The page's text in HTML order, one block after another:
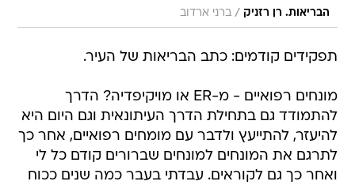
הבריאות. רן רזניק / ברני ארדוב
תפקידים קודמים: כתב הבריאות של העיר.
מונחים רפואיים - מ-ER או מויקיפדיה? הדרך
להתמודד גם בתחילת הדרך העיתונאית וגם היום היא
להיעזר, להתייעץ ולדבר עם מומחים רפואיים, אחר כך
לתרגם את המונחים למונחים שברורים קודם כל לי
ואחר כך גם לקוראים. עבדתי בעבר כמה שנים ככוח